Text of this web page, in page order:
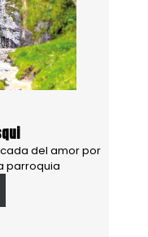
del amor por
parroquia